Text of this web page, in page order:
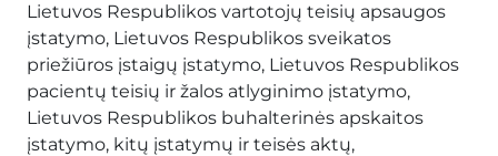
Lietuvos Respublikos vartotojų teisių apsaugos
įstatymo, Lietuvos Respublikos sveikatos
priežiūros įstaigų įstatymo, Lietuvos Respublikos
pacientų teisių ir žalos atlyginimo įstatymo,
Lietuvos Respublikos buhalterinės apskaitos
įstatymo, kitų įstatymų ir teisės aktų,